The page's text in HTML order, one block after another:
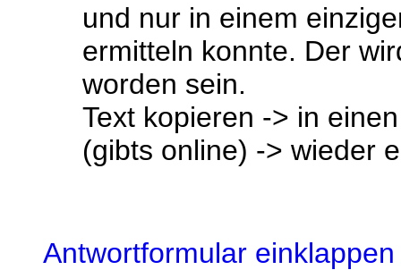
und nur in einem
ermitteln konnte. Der
worden sein.
Text kopieren -> in
(gibts online) -> wieder
Antwortformular einklappen